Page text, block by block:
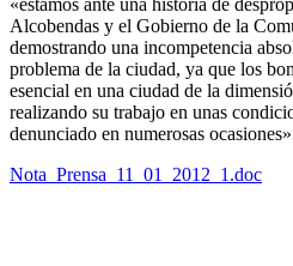
«estamos ante una historia de
Alcobendas y el Gobierno de la
demostrando una incompetencia
problema de la ciudad, ya que los
esencial en una ciudad de la
realizando su trabajo en unas
denunciado en numerosas
Nota_Prensa_11_01_2012_1.doc